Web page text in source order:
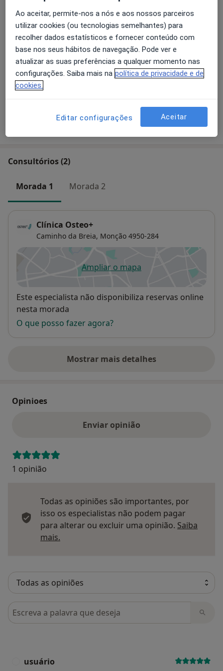
Detalhes
Primeira consulta Osteopatia
Detalhes
Retorno de consultas Osteopatia
Detalhes
Consultórios (2)
Morada 1 Morada 2
Clínica Osteo+
Caminho da Breia, Monção 4950-284
Ampliar o mapaabre num novo separador
Disponibilidade
Este especialista não disponibiliza reservas online
nesta morada
O que posso fazer agora?
Mostrar mais detalhes
sobre o endereço
Opinioes
Enviar opinião
1 opinião
Todas as opiniões são importantes, por
isso os especialistas não podem pagar
para alterar ou excluir uma opinião. Saiba
mais.
Pesquisar em opiniões
usuário
Ao aceitar, permite-nos a nós e aos nossos parceiros
utilizar cookies (ou tecnologias semelhantes) para
recolher dados estatísticos e fornecer conteúdo com
base nos seus hábitos de navegação. Pode ver e
atualizar as suas preferências a qualquer momento nas
configurações. Saiba mais na política de privacidade e de
cookies.
Editar configurações Aceitar